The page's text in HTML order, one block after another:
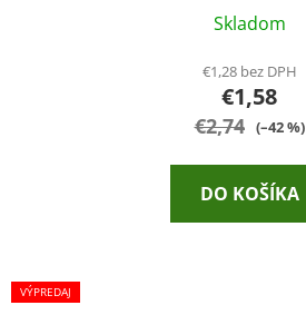
Skladom
€1,28 bez DPH
€1,58
€2,74 (–42 %)
DO KOŠÍKA
VÝPREDAJ